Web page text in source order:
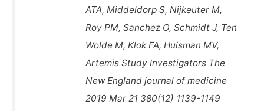
ATA, Middeldorp S, Nijkeuter M,
Roy PM, Sanchez O, Schmidt J, Ten
Wolde M, Klok FA, Huisman MV,
Artemis Study Investigators The
New England journal of medicine
2019 Mar 21 380(12) 1139-1149